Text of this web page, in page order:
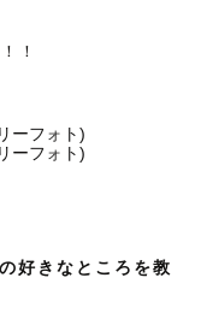
！
好きなところを教